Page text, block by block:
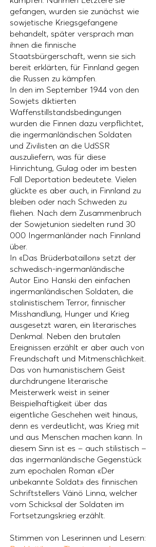
gefangen, wurden sie zunächst wie
sowjetische Kriegsgefangene
behandelt, später versprach man
ihnen die finnische
Staatsbürgerschaft, wenn sie sich
bereit erklärten, für Finnland gegen
die Russen zu kämpfen.
In den im September 1944 von den
Sowjets diktierten
Waffenstillstandsbedingungen
wurden die Finnen dazu verpflichtet,
die ingermanländischen Soldaten
und Zivilisten an die UdSSR
auszuliefern, was für diese
Hinrichtung, Gulag oder im besten
Fall Deportation bedeutete. Vielen
glückte es aber auch, in Finnland zu
bleiben oder nach Schweden zu
fliehen. Nach dem Zusammenbruch
der Sowjetunion siedelten rund 30
000 Ingermanländer nach Finnland
über.
In «Das Brüderbataillon» setzt der
schwedisch-ingermanländische
Autor Eino Hanski den einfachen
ingermanländischen Soldaten, die
stalinistischem Terror, finnischer
Misshandlung, Hunger und Krieg
ausgesetzt waren, ein literarisches
Denkmal. Neben den brutalen
Ereignissen erzählt er aber auch von
Freundschaft und Mitmenschlichkeit.
Das von humanistischem Geist
durchdrungene literarische
Meisterwerk weist in seiner
Beispielhaftigkeit über das
eigentliche Geschehen weit hinaus,
denn es verdeutlicht, was Krieg mit
und aus Menschen machen kann. In
diesem Sinn ist es – auch stilistisch –
das ingermanländische Gegenstück
zum epochalen Roman «Der
unbekannte Soldat» des finnischen
Schriftstellers Väinö Linna, welcher
vom Schicksal der Soldaten im
Fortsetzungskrieg erzählt.
Stimmen von Leserinnen und Lesern: